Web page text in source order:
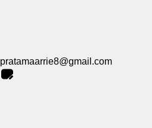
pratamaarrie8@gmail.com